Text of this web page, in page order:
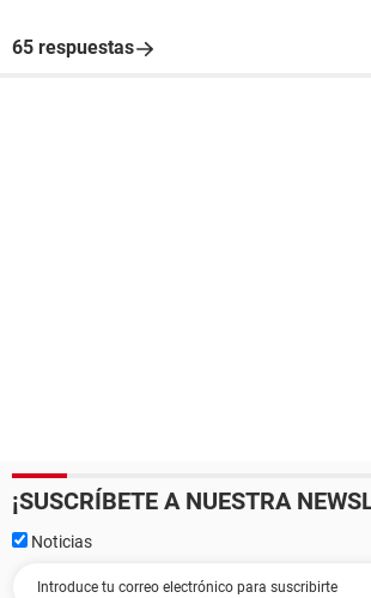
65 respuestas
¡SUSCRÍBETE A NUESTRA
Noticias